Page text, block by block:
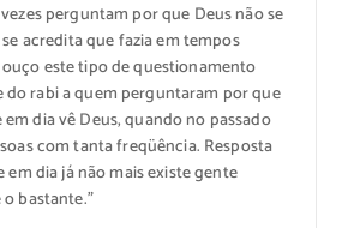
perguntam por que Deus não se
acredita que fazia em tempos
este tipo de questionamento
do rabi a quem perguntaram por que
dia vê Deus, quando no passado
com tanta freqüência. Resposta
em dia já não mais existe gente
bastante.”